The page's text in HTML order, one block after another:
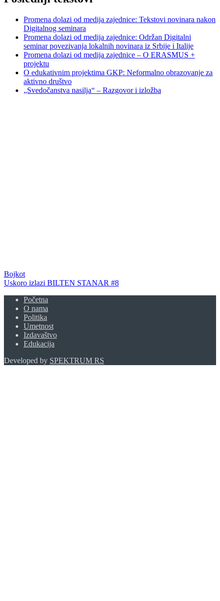
Promena dolazi od medija zajednice: Tekstovi novinara nakon
Digitalnog seminara
Promena dolazi od medija zajednice: Održan Digitalni
seminar povezivanja lokalnih novinara iz Srbije i Italije
Promena dolazi od medija zajednice – O ERASMUS +
projektu
O edukativnim projektima GKP: Neformalno obrazovanje za
aktivno društvo
„Svedočanstva nasilja“ – Razgovor i izložba
Bojkot
Uskoro izlazi BILTEN STANAR #8
Početna
O nama
Politika
Umetnost
Izdavaštvo
Edukacija
Developed by SPEKTRUM RS